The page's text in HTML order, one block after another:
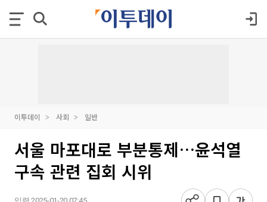
이투데이 사회 일반
서울 마포대로 부분통제…윤석열
구속 관련 집회 시위
입력 2025-01-20 07:45